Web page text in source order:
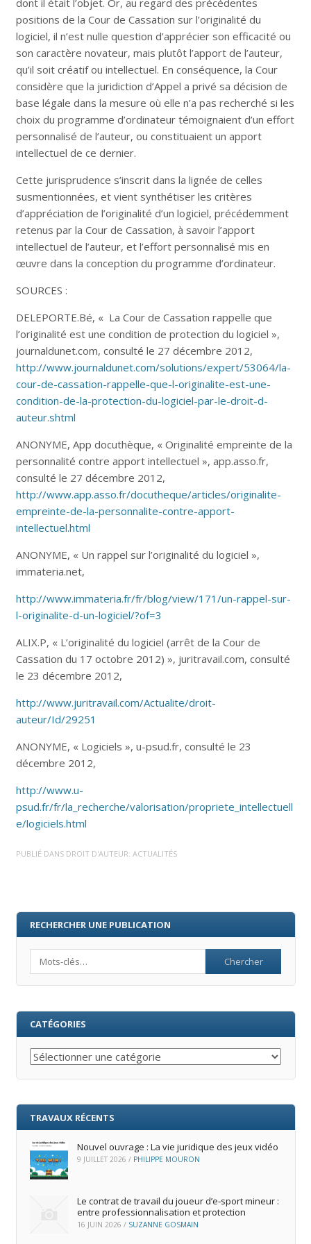
dont il était l’objet. Or, au regard des précédentes
positions de la Cour de Cassation sur l’originalité du
logiciel, il n’est nulle question d’apprécier son efficacité ou
son caractère novateur, mais plutôt l’apport de l’auteur,
qu’il soit créatif ou intellectuel. En conséquence, la Cour
considère que la juridiction d’Appel a privé sa décision de
base légale dans la mesure où elle n’a pas recherché si les
choix du programme d’ordinateur témoignaient d’un effort
personnalisé de l’auteur, ou constituaient un apport
intellectuel de ce dernier.
Cette jurisprudence s’inscrit dans la lignée de celles
susmentionnées, et vient synthétiser les critères
d’appréciation de l’originalité d’un logiciel, précédemment
retenus par la Cour de Cassation, à savoir l’apport
intellectuel de l’auteur, et l’effort personnalisé mis en
œuvre dans la conception du programme d’ordinateur.
SOURCES :
DELEPORTE.Bé, « La Cour de Cassation rappelle que
l’originalité est une condition de protection du logiciel »,
journaldunet.com, consulté le 27 décembre 2012,
http://www.journaldunet.com/solutions/expert/53064/la-
cour-de-cassation-rappelle-que-l-originalite-est-une-
condition-de-la-protection-du-logiciel-par-le-droit-d-
auteur.shtml
ANONYME, App docuthèque, « Originalité empreinte de la
personnalité contre apport intellectuel », app.asso.fr,
consulté le 27 décembre 2012,
http://www.app.asso.fr/docutheque/articles/originalite-
empreinte-de-la-personnalite-contre-apport-
intellectuel.html
ANONYME, « Un rappel sur l’originalité du logiciel »,
immateria.net,
http://www.immateria.fr/fr/blog/view/171/un-rappel-sur-
l-originalite-d-un-logiciel/?of=3
ALIX.P, « L’originalité du logiciel (arrêt de la Cour de
Cassation du 17 octobre 2012) », juritravail.com, consulté
le 23 décembre 2012,
http://www.juritravail.com/Actualite/droit-
auteur/Id/29251
ANONYME, « Logiciels », u-psud.fr, consulté le 23
décembre 2012,
http://www.u-
psud.fr/fr/la_recherche/valorisation/propriete_intellectuell
e/logiciels.html
PUBLIÉ DANS DROIT D'AUTEUR: ACTUALITÉS
RECHERCHER UNE PUBLICATION
CATÉGORIES
Catégories
TRAVAUX RÉCENTS
Nouvel ouvrage : La vie juridique des jeux vidéo
9 JUILLET 2026 / PHILIPPE MOURON
Le contrat de travail du joueur d’e‑sport mineur :
entre professionnalisation et protection
16 JUIN 2026 / SUZANNE GOSMAIN